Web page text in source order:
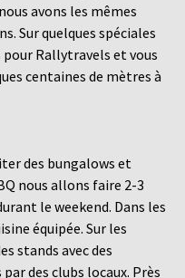
avons les mêmes
Sur quelques spéciales
pour Rallytravels et vous
centaines de mètres à
des bungalows et
nous allons faire 2-3
le weekend. Dans les
équipée. Sur les
stands avec des
des clubs locaux. Près